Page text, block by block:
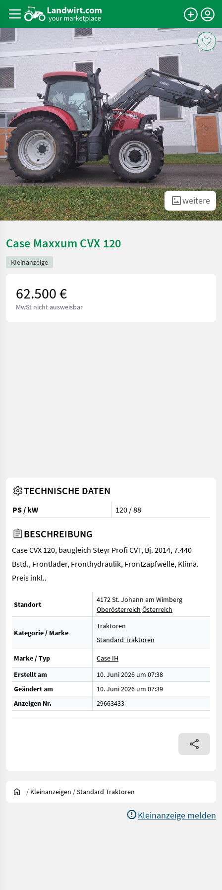
weitere
Case Maxxum CVX 120
Kleinanzeige
62.500 €
MwSt nicht ausweisbar
TECHNISCHE DATEN
PS / kW 120 / 88
BESCHREIBUNG
Case CVX 120, baugleich Steyr Profi CVT, Bj. 2014, 7.440
Bstd., Frontlader, Fronthydraulik, Frontzapfwelle, Klima.
Preis inkl..
Standort
4172 St. Johann am Wimberg
Oberösterreich Österreich
Kategorie / Marke
Traktoren
Standard Traktoren
Marke / Typ
Case IH
Erstellt am
10. Juni 2026 um 07:38
Geändert am
10. Juni 2026 um 07:39
Anzeigen Nr.
29663433
/ Kleinanzeigen /Standard Traktoren
Kleinanzeige melden